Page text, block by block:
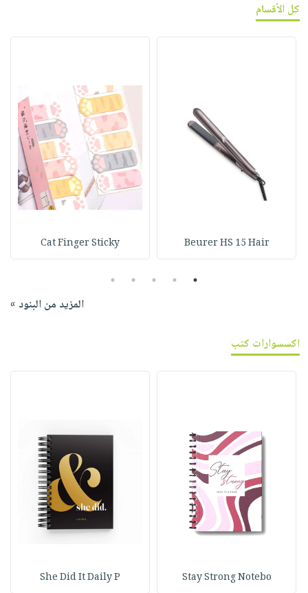
كل الأقسام
Beurer HS 15 Hair
Cat Finger Sticky
1
2
3
4
5
المزيد من البنود »
اكسسوارات كتب
Stay Strong Notebo
She Did It Daily P